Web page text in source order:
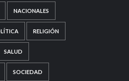
NACIONALES
RELIGIÓN
SALUD
SOCIEDAD